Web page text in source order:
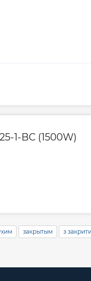
сервисного
1-BC (1500W)
закрытым з